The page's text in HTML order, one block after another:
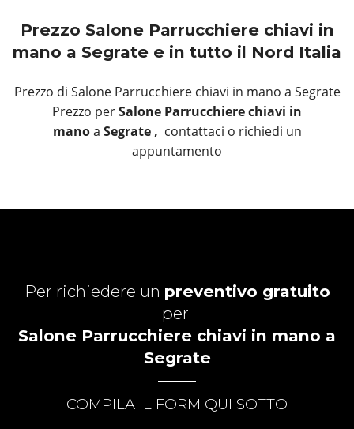
Prezzo Salone Parrucchiere chiavi in
mano a Segrate e in tutto il Nord Italia
Prezzo di Salone Parrucchiere chiavi in mano a Segrate
Prezzo perSalone Parrucchiere chiavi in
manoa Segrate , contattaci o richiedi un
appuntamento
Per richiedere un preventivo gratuito
per
Salone Parrucchiere chiavi in mano a
Segrate
COMPILA IL FORM QUI SOTTO